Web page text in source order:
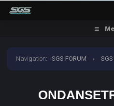
Navigation:SGS FORUM ›